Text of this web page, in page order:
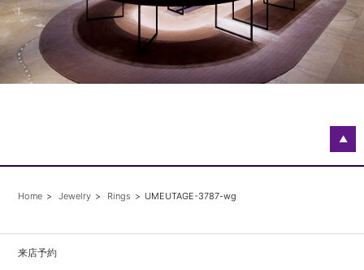
▲
Home Jewelry Rings UMEUTAGE-3787-wg
来店予約